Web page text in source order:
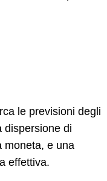
le previsioni degli
dispersione di
moneta, e una
effettiva.